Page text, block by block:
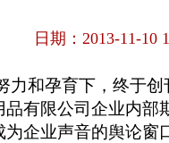
日期：2013-11-10
力和孕育下，终于创
品有限公司企业内
企业声音的舆论